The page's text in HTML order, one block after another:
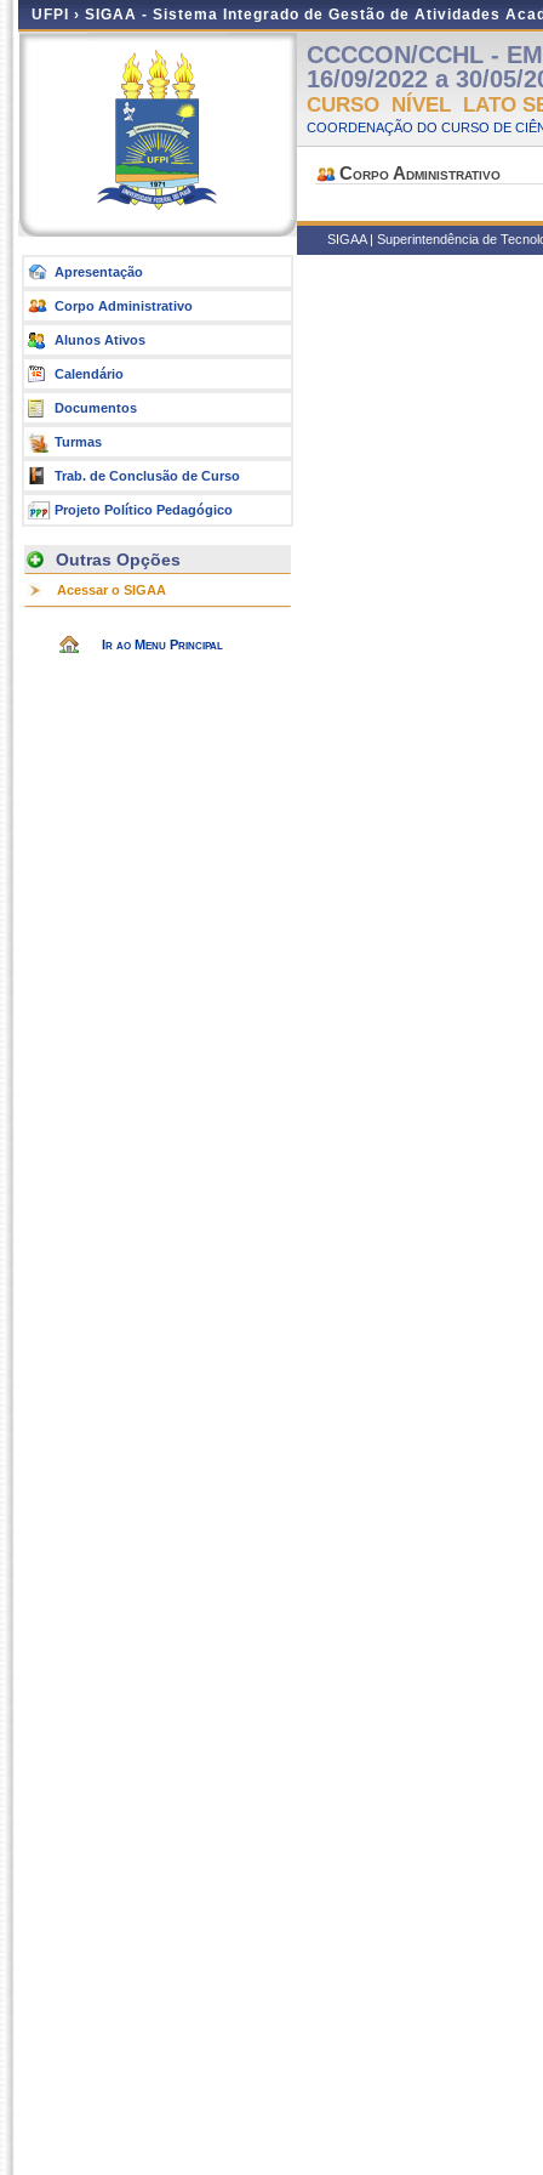
UFPI › SIGAA - Sistema Integrado de Gestão de Atividades
Apresentação
Corpo Administrativo
Alunos Ativos
Calendário
Documentos
Turmas
Trab. de Conclusão de Curso
Projeto Político Pedagógico
Outras Opções
Acessar o SIGAA
Ir ao Menu Principal
CCCCON/CCHL -
16/09/2022 a 30/05/
CURSO NÍVEL LATO
COORDENAÇÃO DO CURSO DE
Corpo Administrativo
SIGAA | Superintendência de